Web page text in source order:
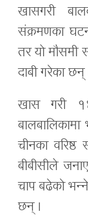
खासगरी
संक्रमणका
तर यो मौसमी
दाबी गरेका छन्
खास गरी
चीनका वरिष्ठ
बीबीसीले
चाप बढेको
छन् ।